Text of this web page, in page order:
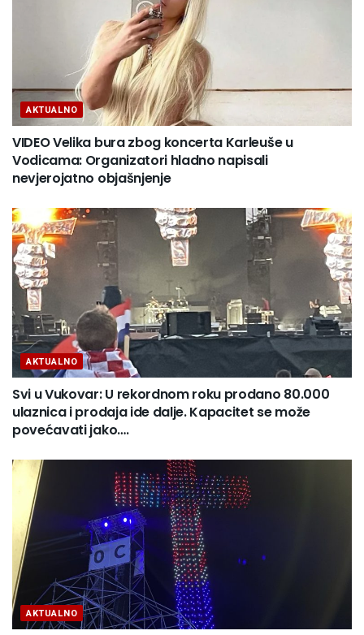
AKTUALNO
VIDEO Velika bura zbog koncerta Karleuše u
Vodicama: Organizatori hladno napisali
nevjerojatno objašnjenje
AKTUALNO
Svi u Vukovar: U rekordnom roku prodano 80.000
ulaznica i prodaja ide dalje. Kapacitet se može
povećavati jako….
AKTUALNO